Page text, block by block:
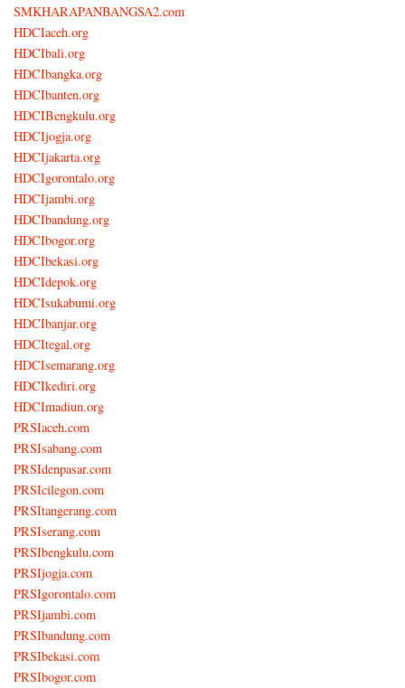
SMKHARAPANBANGSA2.com
HDCIaceh.org
HDCIbali.org
HDCIbangka.org
HDCIbanten.org
HDCIBengkulu.org
HDCIjogja.org
HDCIjakarta.org
HDCIgorontalo.org
HDCIjambi.org
HDCIbandung.org
HDCIbogor.org
HDCIbekasi.org
HDCIdepok.org
HDCIsukabumi.org
HDCIbanjar.org
HDCItegal.org
HDCIsemarang.org
HDCIkediri.org
HDCImadiun.org
PRSIaceh.com
PRSIsabang.com
PRSIdenpasar.com
PRSIcilegon.com
PRSItangerang.com
PRSIserang.com
PRSIbengkulu.com
PRSIjogja.com
PRSIgorontalo.com
PRSIjambi.com
PRSIbandung.com
PRSIbekasi.com
PRSIbogor.com